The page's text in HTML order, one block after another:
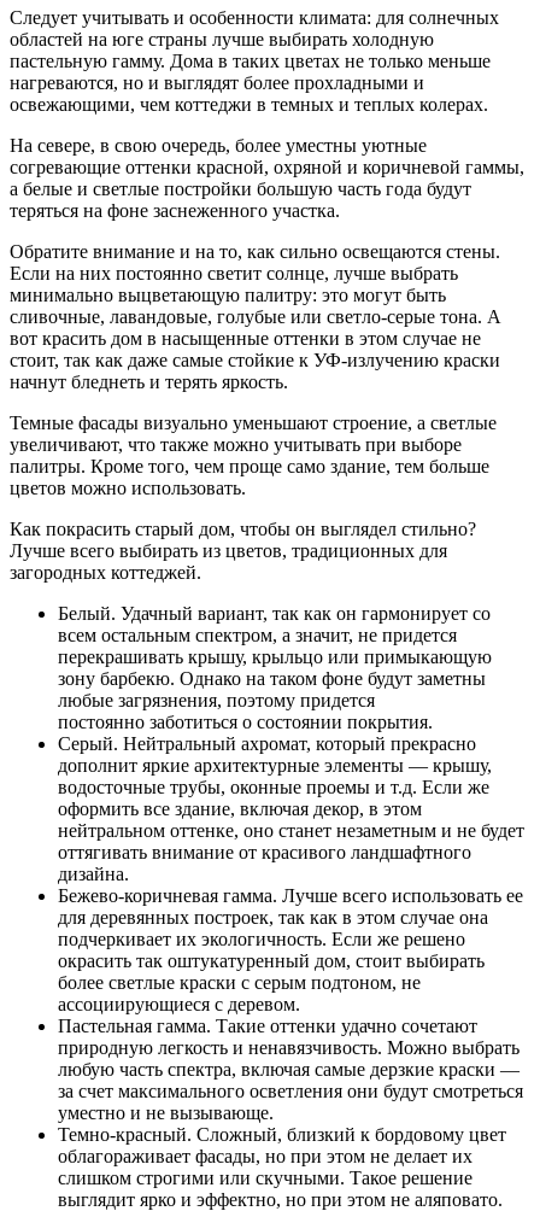
Следует учитывать и особенности климата: для солнечных
областей на юге страны лучше выбирать холодную
пастельную гамму. Дома в таких цветах не только меньше
нагреваются, но и выглядят более прохладными и
освежающими, чем коттеджи в темных и теплых колерах.
На севере, в свою очередь, более уместны уютные
согревающие оттенки красной, охряной и коричневой гаммы,
а белые и светлые постройки большую часть года будут
теряться на фоне заснеженного участка.
Обратите внимание и на то, как сильно освещаются стены.
Если на них постоянно светит солнце, лучше выбрать
минимально выцветающую палитру: это могут быть
сливочные, лавандовые, голубые или светло-серые тона. А
вот красить дом в насыщенные оттенки в этом случае не
стоит, так как даже самые стойкие к УФ-излучению краски
начнут бледнеть и терять яркость.
Темные фасады визуально уменьшают строение, а светлые
увеличивают, что также можно учитывать при выборе
палитры. Кроме того, чем проще само здание, тем больше
цветов можно использовать.
Как покрасить старый дом, чтобы он выглядел стильно?
Лучше всего выбирать из цветов, традиционных для
загородных коттеджей.
Белый. Удачный вариант, так как он гармонирует со
всем остальным спектром, а значит, не придется
перекрашивать крышу, крыльцо или примыкающую
зону барбекю. Однако на таком фоне будут заметны
любые загрязнения, поэтому придется
постоянно заботиться о состоянии покрытия.
Серый. Нейтральный ахромат, который прекрасно
дополнит яркие архитектурные элементы — крышу,
водосточные трубы, оконные проемы и т.д. Если же
оформить все здание, включая декор, в этом
нейтральном оттенке, оно станет незаметным и не будет
оттягивать внимание от красивого ландшафтного
дизайна.
Бежево-коричневая гамма. Лучше всего использовать ее
для деревянных построек, так как в этом случае она
подчеркивает их экологичность. Если же решено
окрасить так оштукатуренный дом, стоит выбирать
более светлые краски с серым подтоном, не
ассоциирующиеся с деревом.
Пастельная гамма. Такие оттенки удачно сочетают
природную легкость и ненавязчивость. Можно выбрать
любую часть спектра, включая самые дерзкие краски —
за счет максимального осветления они будут смотреться
уместно и не вызывающе.
Темно-красный. Сложный, близкий к бордовому цвет
облагораживает фасады, но при этом не делает их
слишком строгими или скучными. Такое решение
выглядит ярко и эффектно, но при этом не аляповато.